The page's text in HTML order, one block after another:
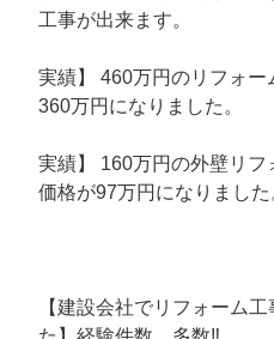
工事が出来ます。
実績】 460万円のリフォー
360万円になりました。
実績】 160万円の外壁リ
価格が97万円になりました
【建設会社でリフォーム